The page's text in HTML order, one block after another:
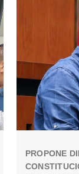
PROPONE